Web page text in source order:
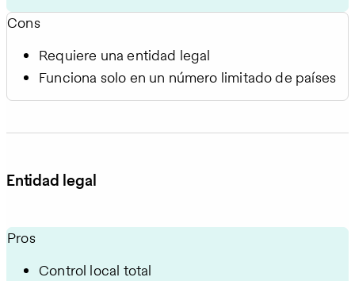
Cons
Requiere una entidad legal
Funciona solo en un número limitado de países
Entidad legal
Pros
Control local total